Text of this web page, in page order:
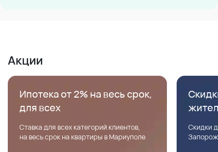
Акции
Ипотека от 2% на весь срок,
для всех
Ставка для всех категорий клиентов,
на весь срок на квартиры в Мариуполе
Скидки